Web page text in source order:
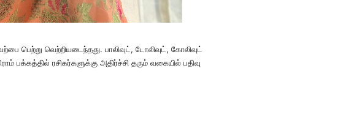
பெற்று வெற்றியடைந்தது. பாலிவுட், டோலிவுட், கோலிவுட்
ரசிகர்களுக்கு அதிர்ச்சி தரும் வகையில் பதிவு